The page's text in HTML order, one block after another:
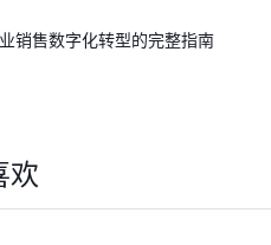
销售数字化转型的完整指南
欢